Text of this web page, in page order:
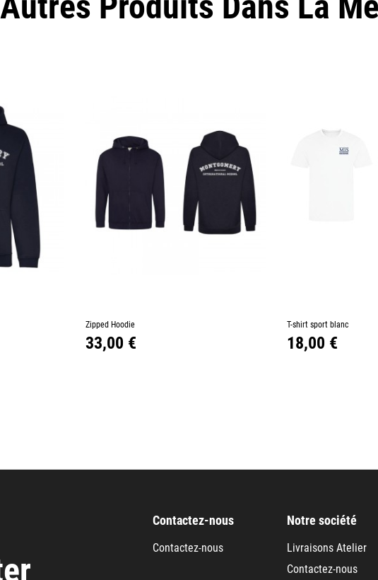
Zipped Hoodie
Prix
33,00 €
– T-shirt sport blanc
Prix
18,00 €
– +
Contactez-nous
Contactez-nous
Notre société
Livraisons Atelier
Contactez-nous